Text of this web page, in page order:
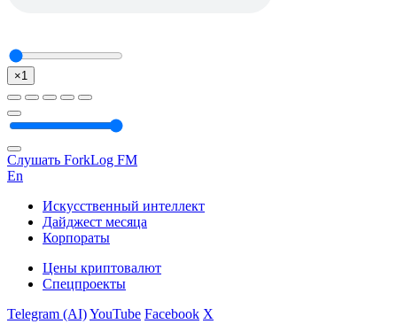
×1
Слушать ForkLog FM
En
Искусственный интеллект
Дайджест месяца
Корпораты
Цены криптовалют
Спецпроекты
Telegram (AI)YouTube Facebook X